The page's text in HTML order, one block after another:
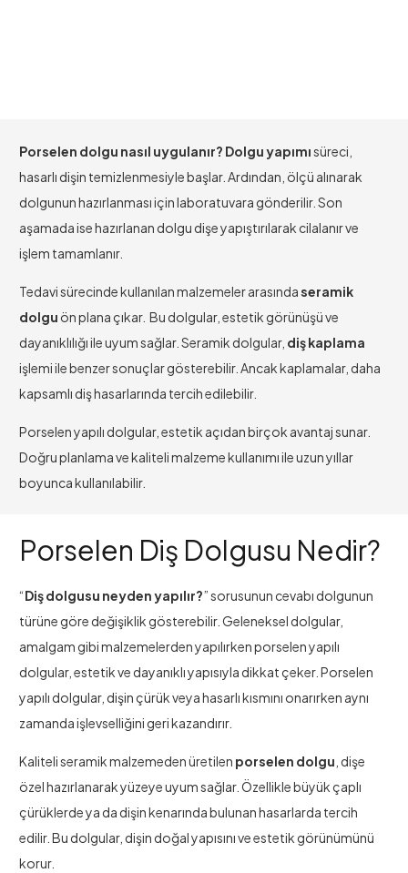
Porselen dolgu nasıl uygulanır? Dolgu yapımısüreci,
hasarlı dişin temizlenmesiyle başlar. Ardından, ölçü alınarak
dolgunun hazırlanması için laboratuvara gönderilir. Son
aşamada ise hazırlanan dolgu dişe yapıştırılarak cilalanır ve
işlem tamamlanır.
Tedavi sürecinde kullanılan malzemeler arasındaseramik
dolgu ön plana çıkar. Bu dolgular, estetik görünüşü ve
dayanıklılığı ile uyum sağlar. Seramik dolgular, diş kaplama
işlemi ile benzer sonuçlar gösterebilir. Ancak kaplamalar, daha
kapsamlı diş hasarlarında tercih edilebilir.
Porselen yapılı dolgular, estetik açıdan birçok avantaj sunar.
Doğru planlama ve kaliteli malzeme kullanımı ile uzun yıllar
boyunca kullanılabilir.
Porselen Diş Dolgusu Nedir?
“Diş dolgusu neyden yapılır?” sorusunun cevabı dolgunun
türüne göre değişiklik gösterebilir. Geleneksel dolgular,
amalgam gibi malzemelerden yapılırken porselen yapılı
dolgular, estetik ve dayanıklı yapısıyla dikkat çeker. Porselen
yapılı dolgular, dişin çürük veya hasarlı kısmını onarırken aynı
zamanda işlevselliğini geri kazandırır.
Kaliteli seramik malzemeden üretilen porselen dolgu , dişe
özel hazırlanarak yüzeye uyum sağlar. Özellikle büyük çaplı
çürüklerde ya da dişin kenarında bulunan hasarlarda tercih
edilir. Bu dolgular, dişin doğal yapısını ve estetik görünümünü
korur.